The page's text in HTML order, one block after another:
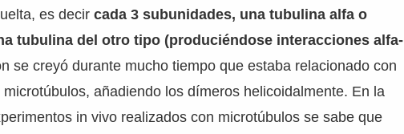
es decircada 3 subunidades, una tubulina alfa o
tubulina del otro tipo (produciéndose interacciones alfa-
se creyó durante mucho tiempo que estaba relacionado con
añadiendo los dímeros helicoidalmente. En la
in vivo realizados con microtúbulos se sabe que